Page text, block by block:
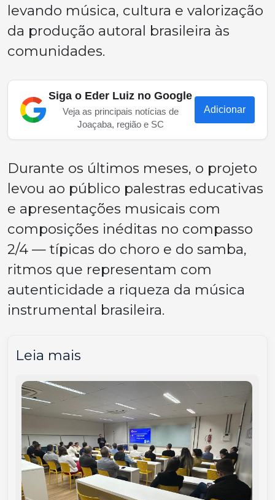
levando música, cultura e valorização
da produção autoral brasileira às
comunidades.
Siga o Eder Luiz no Google
Veja as principais notícias de
Joaçaba, região e SC
Adicionar
Durante os últimos meses, o projeto
levou ao público palestras educativas
e apresentações musicais com
composições inéditas no compasso
2/4 — típicas do choro e do samba,
ritmos que representam com
autenticidade a riqueza da música
instrumental brasileira.
Leia mais